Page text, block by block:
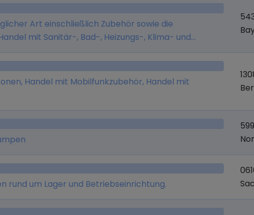
Art einschließlich Zubehör sowie die
mit Sanitär-, Bad-, Heizungs-, Klima- und
Zubehör sowie die Verarbeitung dieser Produkte,
jeglicher Art, - der Vertrieb, der Handel
Hardware sowie die Organisationsberatung, - das
im nationalen und internationalen Bereich
in den Bereichen Logistik,
Handel mit Mobilfunkzubehör, Handel mit
rund um Lager und Betriebseinrichtung.